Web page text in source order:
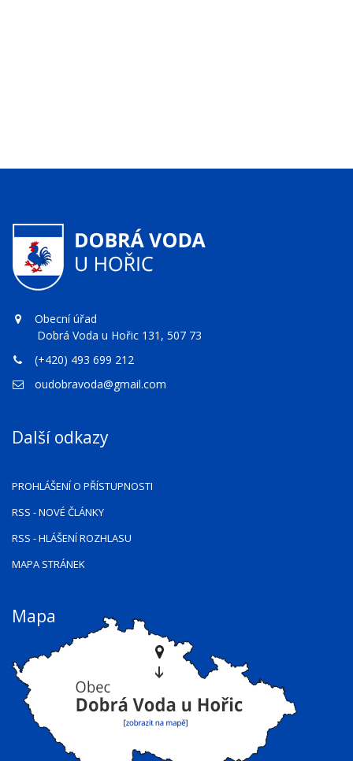
Obecní úřad
Dobrá Voda u Hořic 131, 507 73
(+420) 493 699 212
oudobravoda@gmail.com
Další odkazy
PROHLÁŠENÍ O PŘÍSTUPNOSTI
RSS - NOVÉ ČLÁNKY
RSS - HLÁŠENÍ ROZHLASU
MAPA STRÁNEK
Mapa